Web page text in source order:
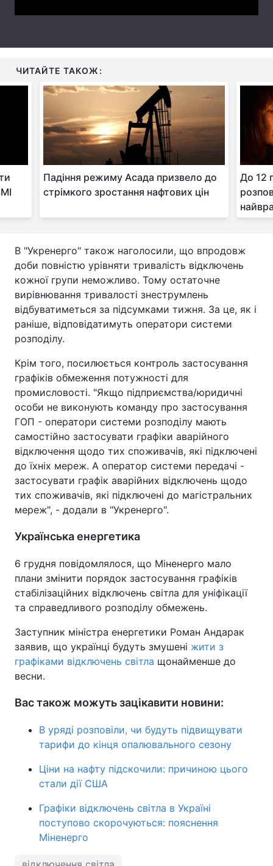
Тема оформлення
ЧИТАЙТЕ ТАКОЖ:
Падіння режиму Асада призвело до
стрімкого зростання нафтових цін
До 12
В "Укренерго" також наголосили, що впродовж
доби повністю урівняти тривалість відключень
кожної групи неможливо. Тому остаточне
вирівнювання тривалості знеструмлень
відбуватиметься за підсумками тижня. За це, як і
раніше, відповідатимуть оператори системи
розподілу.
Крім того, посилюється контроль застосування
графіків обмеження потужності для
промисловості. "Якщо підприємства/юридичні
особи не виконують команду про застосування
ГОП - оператори системи розподілу мають
самостійно застосувати графіки аварійного
відключення щодо тих споживачів, які підключені
до їхніх мереж. А оператор системи передачі -
застосувати графік аварійних відключень щодо
тих споживачів, які підключені до магістральних
мереж", - додали в "Укренерго".
Українська енергетика
6 грудня повідомлялося, що Міненерго мало
плани змінити порядок застосування графіків
стабілізаційних відключень світла для уніфікації
та справедливого розподілу обмежень.
Заступник міністра енергетики Роман Андарак
заявив, що українці будуть змушені жити з
графіками відключень світла щонайменше до
весни.
Вас також можуть зацікавити новини:
В уряді розповіли, чи будуть підвищувати
тарифи до кінця опалювального сезону
Ціни на нафту підскочили: причиною цього
стали дії США
Графіки відключень світла в Україні
поступово скорочуються: пояснення
Міненерго